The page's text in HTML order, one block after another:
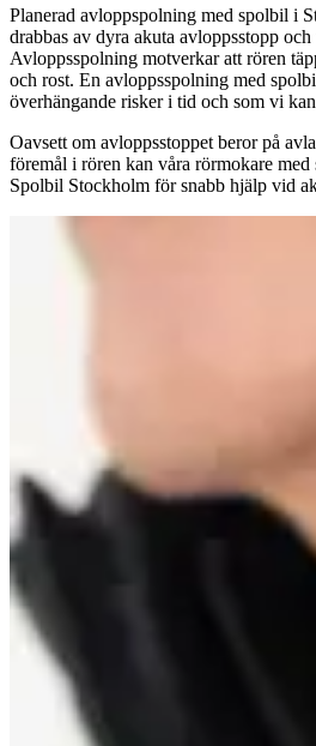
Planerad avloppspolning med spolbil i
drabbas av dyra akuta avloppsstopp och
Avloppsspolning motverkar att rören
och rost. En avloppsspolning med
överhängande risker i tid och som vi
Oavsett om avloppsstoppet beror på
föremål i rören kan våra rörmokare
Spolbil Stockholm för snabb hjälp vid